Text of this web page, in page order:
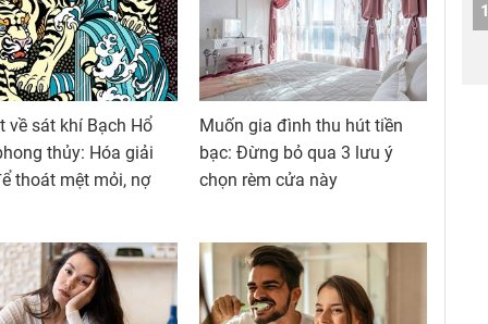
về sát khí Bạch Hổ
thủy: Hóa giải
thoát mệt mỏi, nợ
Muốn gia đình thu hút tiền
bạc: Đừng bỏ qua 3 lưu ý
chọn rèm cửa này